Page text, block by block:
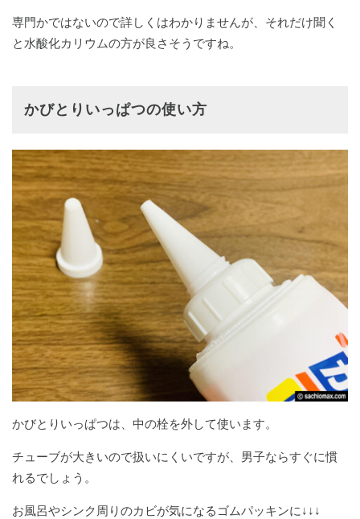
専門かではないので詳しくはわかりませんが、それだけ聞く
と水酸化カリウムの方が良さそうですね。
かびとりいっぱつの使い方
かびとりいっぱつは、中の栓を外して使います。
チューブが大きいので扱いにくいですが、男子ならすぐに慣
れるでしょう。
お風呂やシンク周りのカビが気になるゴムパッキンに↓↓↓